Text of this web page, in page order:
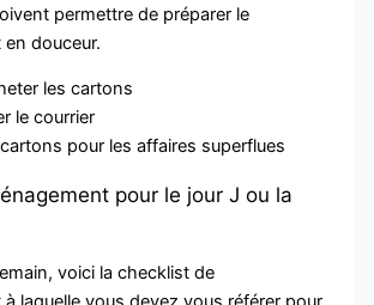
permettre de préparer le
douceur.
les cartons
le courrier
pour les affaires superflues
pour le jour J ou la
voici la checklist de